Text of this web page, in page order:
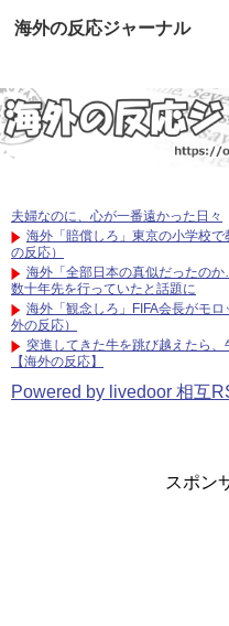
海外の反応ジャーナル
夫婦なのに、心が一番遠かった日々
海外「賠償しろ」東京の小学校
の反応）
海外「全部日本の真似だったの
数十年先を行っていたと話題に
海外「観念しろ」FIFA会長がモ
外の反応）
突進してきた牛を跳び越えたら
【海外の反応】
Powered by livedoor 相互
スポン